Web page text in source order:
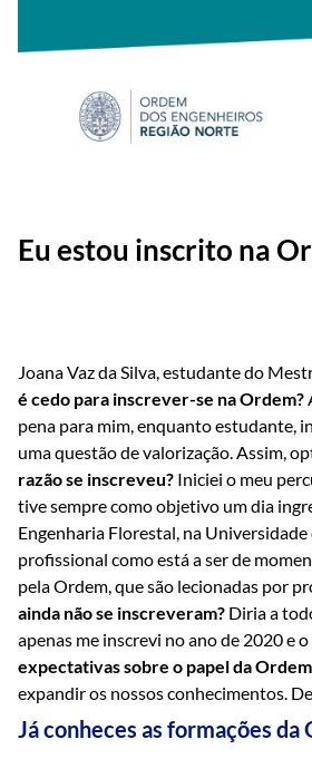
Eu estou inscrito na
Joana Vaz da Silva, estudante do
é cedo para inscrever-se na Ordem?
pena para mim, enquanto estudante,
uma questão de valorização. Assim,
razão se inscreveu? Iniciei o meu
tive sempre como objetivo um dia
Engenharia Florestal, na
profissional como está a ser de
pela Ordem, que são lecionadas por
ainda não se inscreveram? Diria a
apenas me inscrevi no ano de 2020 e
expectativas sobre o papel da
expandir os nossos conhecimentos.
Já conheces as formações da